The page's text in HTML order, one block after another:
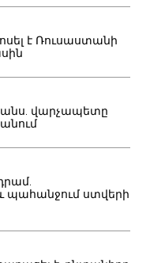
է Ռուսաստանի
վարչապետը
պահանջում ստվերի